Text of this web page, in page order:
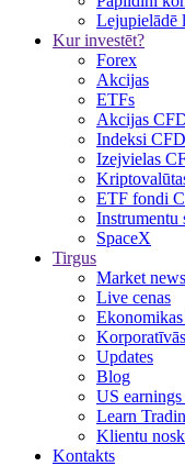
Lejupielādē
Kur investēt?
Forex
Akcijas
ETFs
Akcijas
Indeksi CFD
Izejvielas
ETF fondi
Instrumentu
SpaceX
Tirgus
Market news
Live cenas
Updates
Blog
US earnings
Learn
Klientu
Kontakts